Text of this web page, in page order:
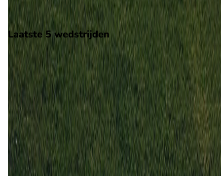
Stadion: Onbekend
Scheidsrechter: Onbekend
Laatste 5 wedstrijden
Chaves
Oliveirense
27 apr 2026
Chaves
Oliveirense
12 dec
2025
Oliveirense
Chaves